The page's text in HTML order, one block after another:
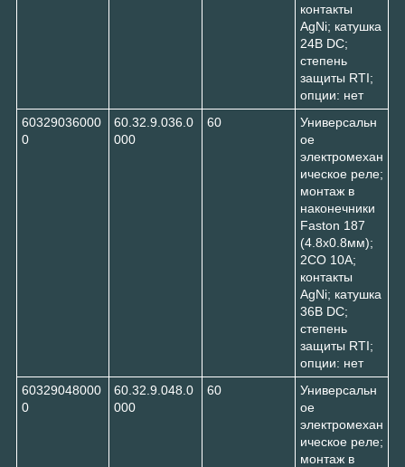
контакты
AgNi; катушка
24В DC;
степень
защиты RTI;
опции: нет
60329036000
0
60.32.9.036.0
000
60
Универсальн
ое
электромехан
ическое реле;
монтаж в
наконечники
Faston 187
(4.8х0.8мм);
2CO 10A;
контакты
AgNi; катушка
36В DC;
степень
защиты RTI;
опции: нет
60329048000
0
60.32.9.048.0
000
60
Универсальн
ое
электромехан
ическое реле;
монтаж в